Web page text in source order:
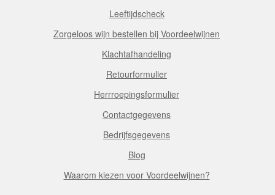
Leeftijdscheck
Zorgeloos wijn bestellen bij Voordeelwijnen
Klachtafhandeling
Retourformulier
Herrroepingsformulier
Contactgegevens
Bedrijfsgegevens
Blog
Waarom kiezen voor Voordeelwijnen?